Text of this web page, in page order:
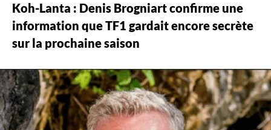
Koh-Lanta : Denis Brogniart confirme une
information que TF1 gardait encore secrète
sur la prochaine saison